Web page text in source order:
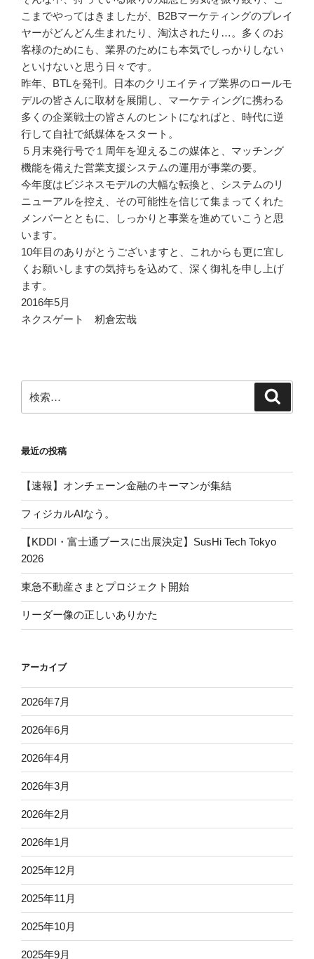
こまでやってはきましたが、B2Bマーケティングのプレイ
ヤーがどんどん生まれたり、淘汰されたり…。多くのお
客様のためにも、業界のためにも本気でしっかりしない
といけないと思う日々です。
昨年、BTLを発刊。日本のクリエイティブ業界のロールモ
デルの皆さんに取材を展開し、マーケティングに携わる
多くの企業戦士の皆さんのヒントになればと、時代に逆
行して自社で紙媒体をスタート。
５月末発行号で１周年を迎えるこの媒体と、マッチング
機能を備えた営業支援システムの運用が事業の要。
今年度はビジネスモデルの大幅な転換と、システムのリ
ニューアルを控え、その可能性を信じて集まってくれた
メンバーとともに、しっかりと事業を進めていこうと思
います。
10年目のありがとうございますと、これからも更に宜し
くお願いしますの気持ちを込めて、深く御礼を申し上げ
ます。
2016年5月
ネクスゲート 籾倉宏哉
索:
最近の投稿
【速報】オンチェーン金融のキーマンが集結
フィジカルAIなう。
【KDDI・富士通ブースに出展決定】SusHi Tech Tokyo
2026
東急不動産さまとプロジェクト開始
リーダー像の正しいありかた
アーカイブ
2026年7月
2026年6月
2026年4月
2026年3月
2026年2月
2026年1月
2025年12月
2025年11月
2025年10月
2025年9月